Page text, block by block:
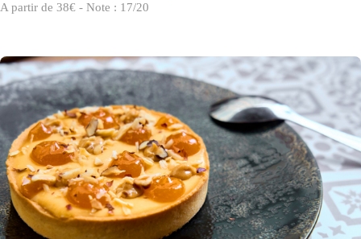
A partir de 38€ - Note : 17/20